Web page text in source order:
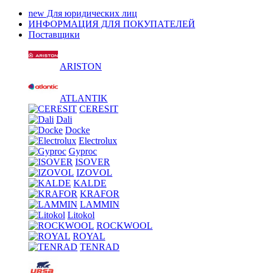
new Для юридических лиц
ИНФОРМАЦИЯ ДЛЯ ПОКУПАТЕЛЕЙ
Поставщики
ARISTON
ATLANTIK
CERESIT
Dali
Docke
Electrolux
Gyproc
ISOVER
IZOVOL
KALDE
KRAFOR
LAMMIN
Litokol
ROCKWOOL
ROYAL
TENRAD